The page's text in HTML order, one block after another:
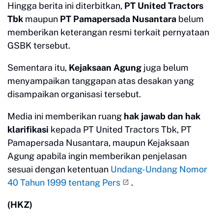
Hingga berita ini diterbitkan, PT United Tractors
Tbk maupun PT Pamapersada Nusantara belum
memberikan keterangan resmi terkait pernyataan
GSBK tersebut.
Sementara itu, Kejaksaan Agung juga belum
menyampaikan tanggapan atas desakan yang
disampaikan organisasi tersebut.
Media ini memberikan ruang hak jawab dan hak
klarifikasi kepada PT United Tractors Tbk, PT
Pamapersada Nusantara, maupun Kejaksaan
Agung apabila ingin memberikan penjelasan
sesuai dengan ketentuan Undang-Undang Nomor
40 Tahun 1999 tentang Pers
.
(HKZ)